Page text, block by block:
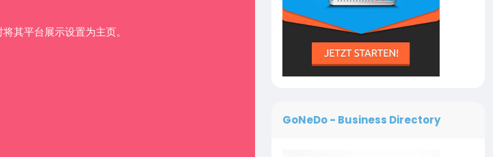
其平台展示设置为主页。
GoNeDo - Business Directory